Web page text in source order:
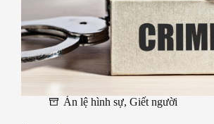
Án lệ hình sự, Giết người